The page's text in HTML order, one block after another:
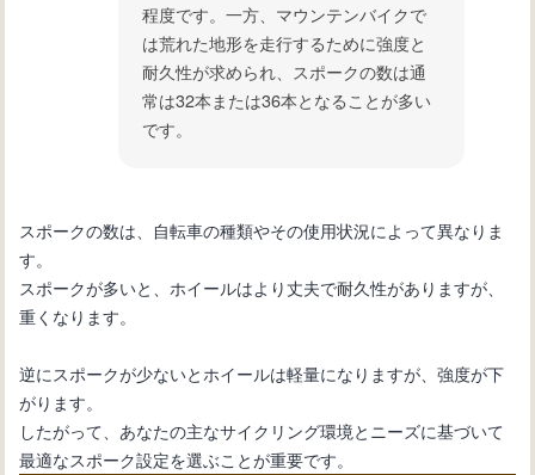
程度です。一方、マウンテンバイクで
は荒れた地形を走行するために強度と
耐久性が求められ、スポークの数は通
常は32本または36本となることが多い
です。
スポークの数は、自転車の種類やその使用状況によって異なりま
す。
スポークが多いと、ホイールはより丈夫で耐久性がありますが、
重くなります。
逆にスポークが少ないとホイールは軽量になりますが、強度が下
がります。
したがって、あなたの主なサイクリング環境とニーズに基づいて
最適なスポーク設定を選ぶことが重要です。